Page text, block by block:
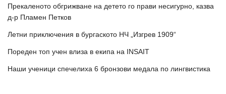
Прекаленото обгрижване на детето го прави несигурно, казва
д-р Пламен Петков
Летни приключения в бургаското НЧ „Изгрев 1909“
Пореден топ учен влиза в екипа на INSAIT
Наши ученици спечелиха 6 бронзови медала по лингвистика